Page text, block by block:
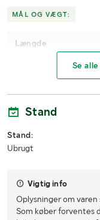
MÅL OG VÆGT:
Længde
Se
Stand
Stand:
Ubrugt
Vigtig info
Oplysninger om
Som køber forventes